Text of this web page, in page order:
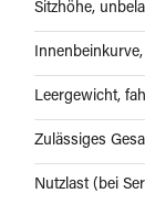
Sitzhöhe,
Leergewicht,
Zulässiges
Nutzlast (bei